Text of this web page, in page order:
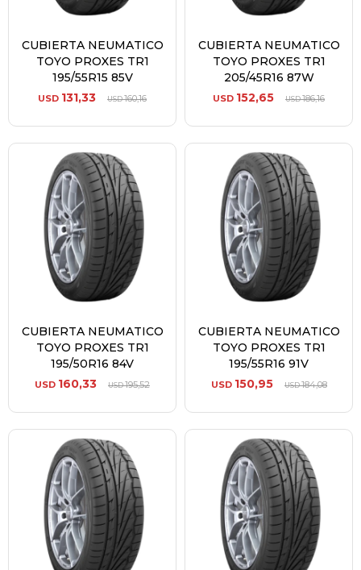
CUBIERTA NEUMATICO
TOYO PROXES TR1
195/55R15 85V
USD 131,33 USD160,16
CUBIERTA NEUMATICO
TOYO PROXES TR1
205/45R16 87W
USD 152,65 USD186,16
CUBIERTA NEUMATICO
TOYO PROXES TR1
195/50R16 84V
USD 160,33 USD195,52
CUBIERTA NEUMATICO
TOYO PROXES TR1
195/55R16 91V
USD 150,95 USD184,08